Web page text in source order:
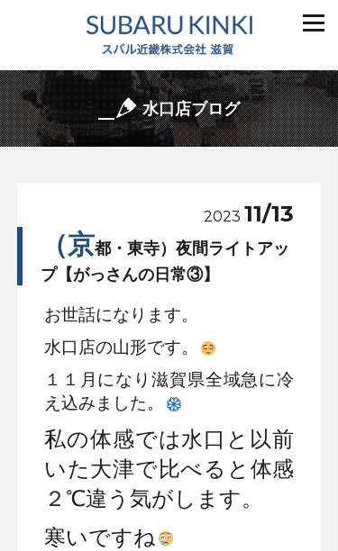
水口店ブログ
2023 11/13
（京都・東寺）夜間ライトアッ
プ【がっさんの日常③】
お世話になります。
水口店の山形です。
１１月になり滋賀県全域急に冷
え込みました。
私の体感では水口と以前
いた大津で比べると体感
２℃違う気がします。
寒いですね